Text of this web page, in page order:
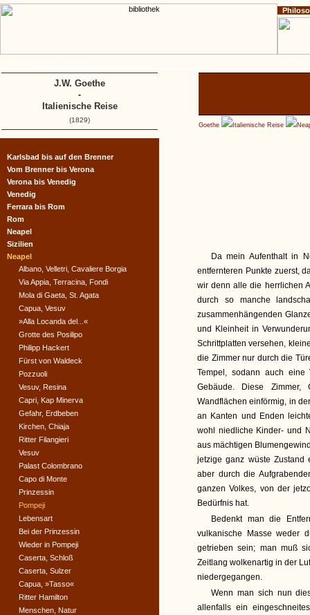
Goethe Italienische Reise
Da mein Aufenthalt in
entfernteren Punkte zuerst,
wir denn alle die herrlichen
durch so manche
zusammenhängenden
und Kleinheit in
Schrittplatten versehen,
die Zimmer nur durch die
Tempel, sodann auch
Gebäude. Diese
Wandflächen einförmig, in
an Kanten und Enden
wohl niedliche Kinder- und
aus mächtigen
jetzige ganz wüste Zustand
aber durch die
ganzen Volkes, von der
Bedürfnis hat.
Bedenkt man die
vulkanische Masse weder
getrieben sein; man muß
Zeitlang wolkenartig in der
niedergegangen.
Wenn man sich nun
allenfalls ein
Karlsbad bis auf den Brenner
Vom Brenner bis Verona
Verona bis Venedig
Venedig
Ferrara bis Rom
Rom
Neapel
Sizilien
Neapel
Albano, Velletri, Cavaliere Borgia
Via Appia, Terracina, Fondi
Mola di Gaeta, St. Agata
Capua, Vesuv
»Alla Locanda del...«
Grotte des Posilipo
Philipp Hackert
Fürst von Waldeck
Pozzuoli
Vesuv, Resina
Capri, Kap Minerva
Gefahr, Erdbeben
Kirchen, Chiaja
Ritter Filangieri
Vesuv
Palast Colombrano
Capo di Monte
Prinzessin
Pompeji
Lebensart
Bei der Prinzessin
Wieder in Pompeji
Caserta, Schloß
Caserta, Sulzer
Capua, »Tasso«
Ritter Hamilton
Menschen, Natur
J.W. Goethe
-
Italienische Reise
(1829)